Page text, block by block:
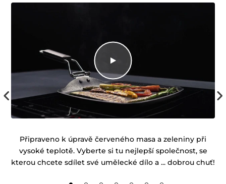
Připraveno k úpravě červeného masa a zeleniny při
vysoké teplotě. Vyberte si tu nejlepší společnost, se
kterou chcete sdílet své umělecké dílo a ... dobrou chuť!